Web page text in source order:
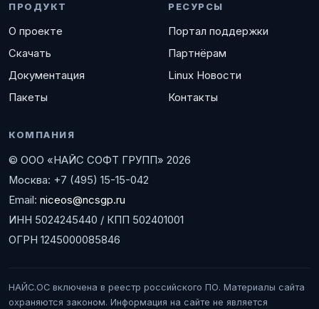
ПРОДУКТ
О проекте
Скачать
Документация
Пакеты
РЕСУРСЫ
Портал поддержки
Партнёрам
Linux Новости
Контакты
КОМПАНИЯ
© ООО «НАЙС СОФТ ГРУПП» 2026
Москва: +7 (495) 15-15-042
Email: niceos@ncsgp.ru
ИНН 5024245440 / КПП 502401001
ОГРН 1245000085846
НАЙС.ОС включена в реестр российского ПО. Материалы сайта
охраняются законом. Информация на сайте не является